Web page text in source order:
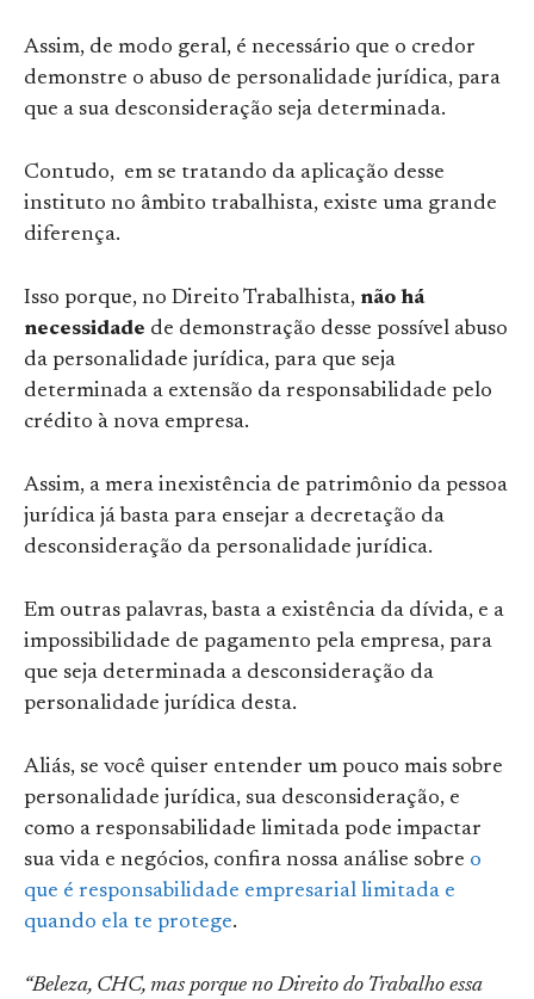
Assim, de modo geral, é necessário que o credor
demonstre o abuso de personalidade jurídica, para
que a sua desconsideração seja determinada.
Contudo, em se tratando da aplicação desse
instituto no âmbito trabalhista, existe uma grande
diferença.
Isso porque, no Direito Trabalhista, não há
necessidade de demonstração desse possível abuso
da personalidade jurídica, para que seja
determinada a extensão da responsabilidade pelo
crédito à nova empresa.
Assim, a mera inexistência de patrimônio da pessoa
jurídica já basta para ensejar a decretação da
desconsideração da personalidade jurídica.
Em outras palavras, basta a existência da dívida, e a
impossibilidade de pagamento pela empresa, para
que seja determinada a desconsideração da
personalidade jurídica desta.
Aliás, se você quiser entender um pouco mais sobre
personalidade jurídica, sua desconsideração, e
como a responsabilidade limitada pode impactar
sua vida e negócios, confira nossa análise sobre o
que é responsabilidade empresarial limitada e
quando ela te protege.
“Beleza, CHC, mas porque no Direito do Trabalho essa